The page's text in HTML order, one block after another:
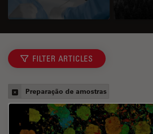
FILTER ARTICLES
Preparação de amostras